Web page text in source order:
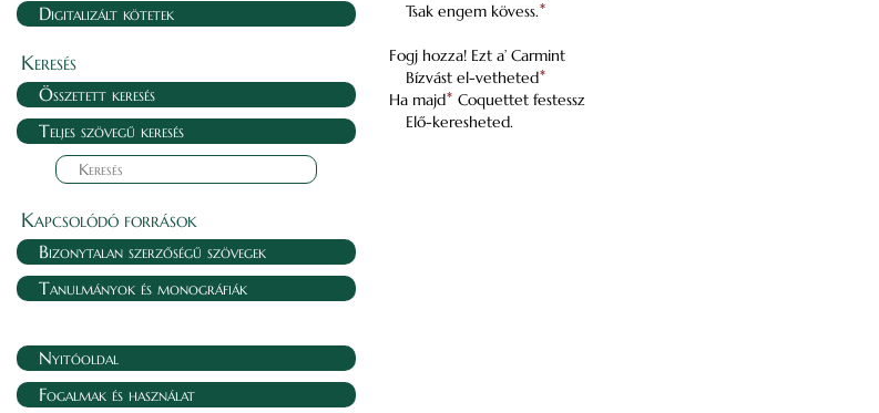
Digitalizált kötetek
Keresés
Összetett keresés
Teljes szövegű keresés
Kapcsolódó források
Bizonytalan szerzőségű szövegek
Tanulmányok és monográfiák
Nyitóoldal
Fogalmak és használat
Tsak engem kövess.*
Fogj hozza! Ezt a’ Carmint
Bízvást el-vetheted*
Ha majd* Coquettet festessz
Elő-keresheted.